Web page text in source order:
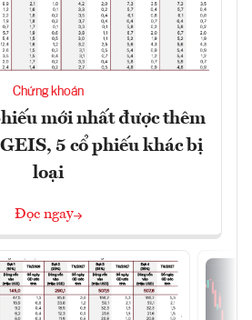
Chứng khoán
mới nhất được thêm
5 cổ phiếu khác bị
loại
Đọc ngay